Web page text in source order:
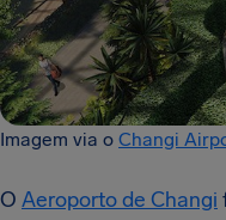
Imagem via o Changi
O Aeroporto de Changi